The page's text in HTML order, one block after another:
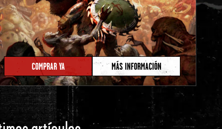
COMPRAR YA MÁS INFORMACIÓN